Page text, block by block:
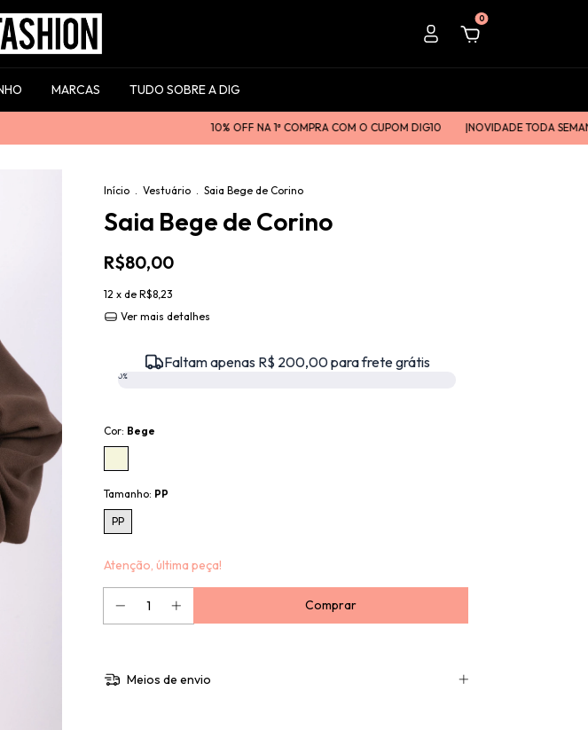
0
MARCAS TUDO SOBRE A DIG
10% OFF NA 1ª COMPRA COM O CUPOM DIG10 |ㅤㅤNOVIDADE TODA SEMANAㅤㅤ|
Início . Vestuário . Saia Bege de Corino
Saia Bege de Corino
R$80,00
12 x de R$8,23
Ver mais detalhes
Faltam apenas R$ 200,00 para frete grátis
0%
Cor: Bege
Tamanho: PP
PP
Atenção, última peça!
Meios de envio